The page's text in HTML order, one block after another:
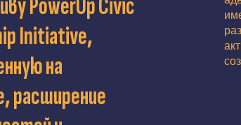
PowerUp Civic
Initiative,
на
расширение